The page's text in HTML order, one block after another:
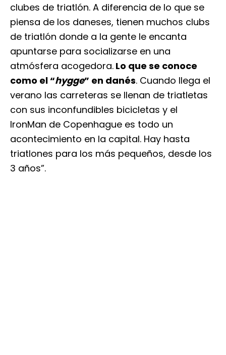
clubes de triatlón. A diferencia de lo que se
piensa de los daneses, tienen muchos clubs
de triatlón donde a la gente le encanta
apuntarse para socializarse en una
atmósfera acogedora. Lo que se conoce
como el “hygge” en danés. Cuando llega el
verano las carreteras se llenan de triatletas
con sus inconfundibles bicicletas y el
IronMan de Copenhague es todo un
acontecimiento en la capital. Hay hasta
triatlones para los más pequeños, desde los
3 años”.